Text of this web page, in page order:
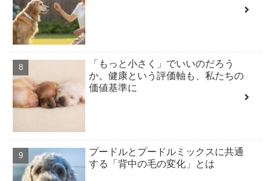
「もっと小さく」でいいのだろう
か。健康という評価軸も、私たちの
価値基準に
プードルとプードルミックスに共通
する「背中の毛の変化」とは